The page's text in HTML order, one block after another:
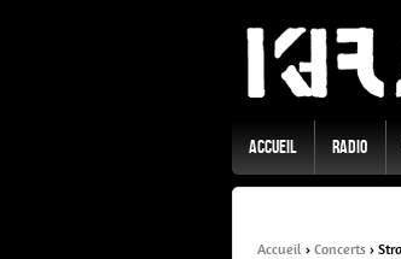
Accueil Radio
Accueil › Concerts ›